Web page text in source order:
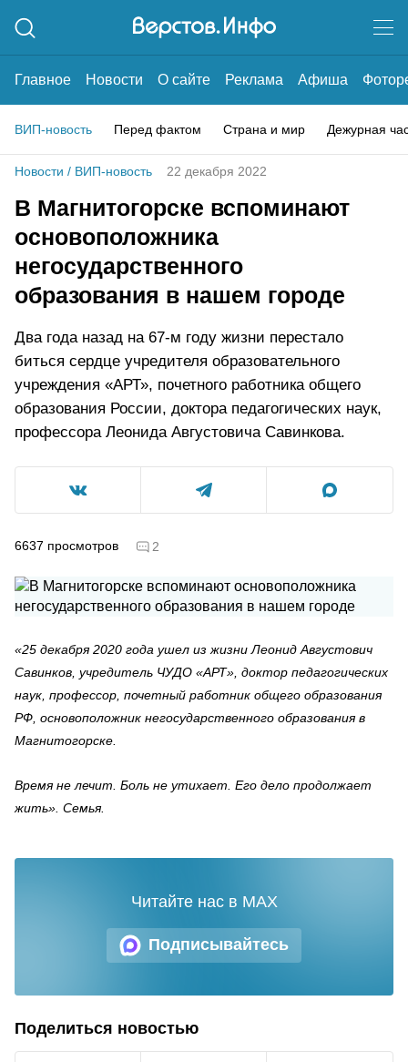
Главное Новости О сайте Реклама Афиша
ВИП-новость Перед фактом Страна и мир Дежурная
Новости / ВИП-новость 22 декабря 2022
В Магнитогорске вспоминают
основоположника
негосударственного
образования в нашем городе
Два года назад на 67-м году жизни перестало
биться сердце учредителя образовательного
учреждения «АРТ», почетного работника общего
образования России, доктора педагогических наук,
профессора Леонида Августовича Савинкова.
6637 просмотров 2
«25 декабря 2020 года ушел из жизни Леонид Августович
Савинков, учредитель ЧУДО «АРТ», доктор педагогических
наук, профессор, почетный работник общего образования
РФ, основоположник негосударственного образования в
Магнитогорске.
Время не лечит. Боль не утихает. Его дело продолжает
жить». Семья.
Подписывайтесь
Читайте нас в MAX
Поделиться новостью